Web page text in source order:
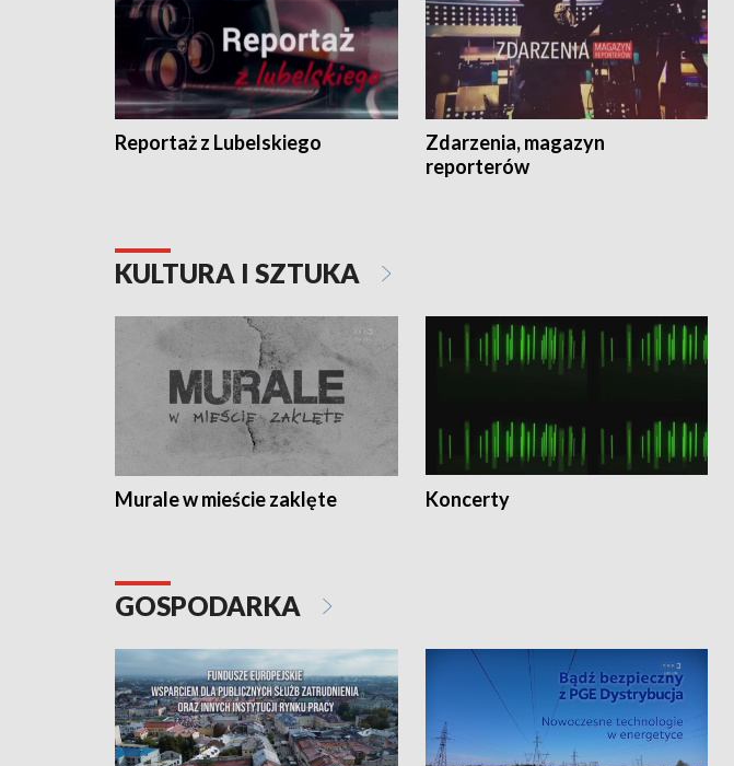
Reportaż z Lubelskiego
Zdarzenia, magazyn
reporterów
KULTURA I SZTUKA
Murale w mieście zaklęte Koncerty
GOSPODARKA